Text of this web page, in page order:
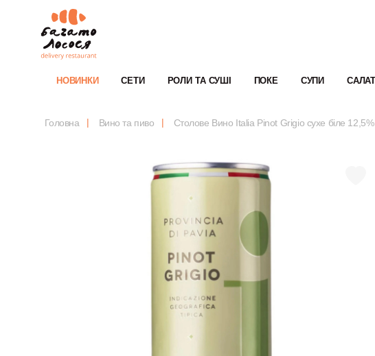
НОВИНКИ СЕТИ РОЛИ ТА СУШІ ПОКЕ СУПИ
Головна Вино та пиво Столове Вино Italia Pinot Grigio сухе біле